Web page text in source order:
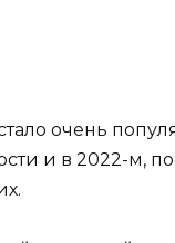
очень
и в 2022-м,